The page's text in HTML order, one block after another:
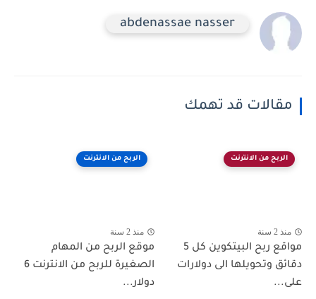
abdenassae nasser
مقالات قد تهمك
الربح من الانترنت
منذ 2 سنة
مواقع ربح البيتكوين كل 5
دقائق وتحويلها الى دولارات
على...
الربح من الانترنت
منذ 2 سنة
موقع الربح من المهام
الصغيرة للربح من الانترنت 6
دولار...